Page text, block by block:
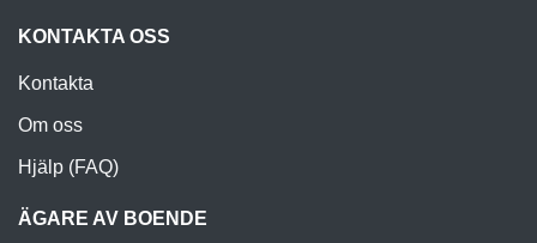
KONTAKTA OSS
Kontakta
Om oss
Hjälp (FAQ)
ÄGARE AV BOENDE